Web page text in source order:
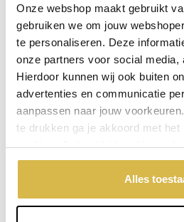
Onze webshop maakt gebruikt
gebruiken we om jouw
te personaliseren. Deze
onze partners voor social media,
Hierdoor kunnen wij ook buiten
advertenties en communicatie
aanpassen naar jouw
te drukken ga je akkoord met het
cookies. Je kunt bij
aangeven welke cookies jouw
'weigeren' worden alleen de
geplaatst. Bekijk onze
Alles
Stel een vraag over
Uw naam
Emailadres